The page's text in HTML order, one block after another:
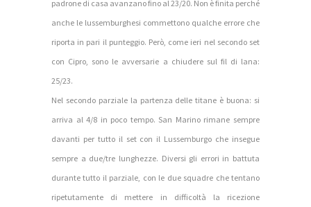
padrone di casa avanzano fino al 23/20. Non è finita perché
anche le lussemburghesi commettono qualche errore che
riporta in pari il punteggio. Però, come ieri nel secondo set
con Cipro, sono le avversarie a chiudere sul fil di lana:
25/23.
Nel secondo parziale la partenza delle titane è buona: si
arriva al 4/8 in poco tempo. San Marino rimane sempre
davanti per tutto il set con il Lussemburgo che insegue
sempre a due/tre lunghezze. Diversi gli errori in battuta
durante tutto il parziale, con le due squadre che tentano
ripetutamente di mettere in difficoltà la ricezione